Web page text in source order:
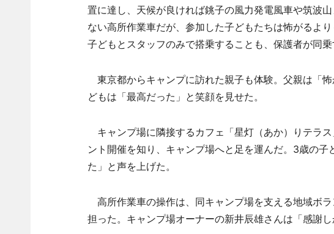
置に達し、天候が良ければ銚子の風力発電風車や筑波
ない高所作業車だが、参加した子どもたちは怖がるよ
子どもとスタッフのみで搭乗することも、保護者が同乗
東京都からキャンプに訪れた親子も体験。父親は「
どもは「最高だった」と笑顔を見せた。
キャンプ場に隣接するカフェ「星灯（あか）りテラ
ント開催を知り、キャンプ場へと足を運んだ。3歳の
た」と声を上げた。
高所作業車の操作は、同キャンプ場を支える地域ボ
担った。キャンプ場オーナーの新井辰雄さんは「感謝し